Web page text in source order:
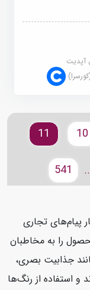
10
11
541
پیام‌های تجاری
را به مخاطبان
جذابیت بصری،
استفاده از رنگ‌ها